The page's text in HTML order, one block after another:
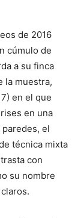
de 2016
cúmulo de
a su finca
la muestra,
en el que
en una
el
técnica mixta
con
su nombre